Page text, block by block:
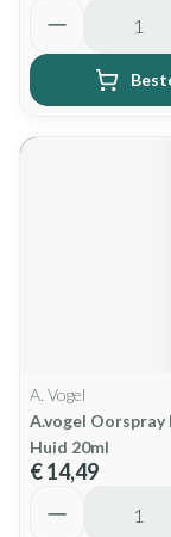
A. Vogel
A.vogel Oorspray
Huid 20ml
€ 14,49